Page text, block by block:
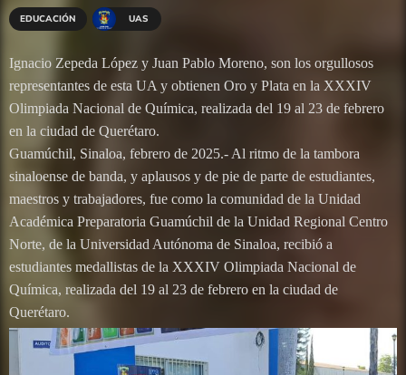
EDUCACIÓN UAS
Ignacio Zepeda López y Juan Pablo Moreno, son los orgullosos
representantes de esta UA y obtienen Oro y Plata en la XXXIV
Olimpiada Nacional de Química, realizada del 19 al 23 de febrero
en la ciudad de Querétaro.
Guamúchil, Sinaloa, febrero de 2025.- Al ritmo de la tambora
sinaloense de banda, y aplausos y de pie de parte de estudiantes,
maestros y trabajadores, fue como la comunidad de la Unidad
Académica Preparatoria Guamúchil de la Unidad Regional Centro
Norte, de la Universidad Autónoma de Sinaloa, recibió a
estudiantes medallistas de la XXXIV Olimpiada Nacional de
Química, realizada del 19 al 23 de febrero en la ciudad de
Querétaro.